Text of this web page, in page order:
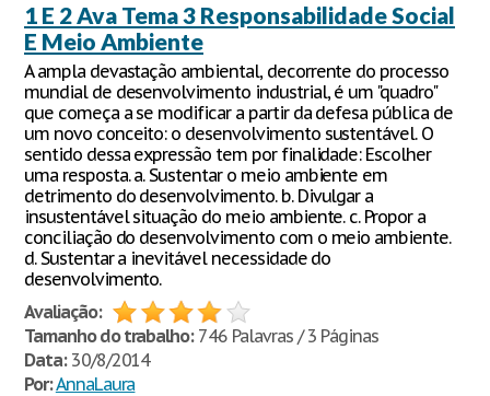
1 E 2 Ava Tema 3 Responsabilidade Social
E Meio Ambiente
A ampla devastação ambiental, decorrente do processo
mundial de desenvolvimento industrial, é um "quadro"
que começa a se modificar a partir da defesa pública de
um novo conceito: o desenvolvimento sustentável. O
sentido dessa expressão tem por finalidade: Escolher
uma resposta. a. Sustentar o meio ambiente em
detrimento do desenvolvimento. b. Divulgar a
insustentável situação do meio ambiente. c. Propor a
conciliação do desenvolvimento com o meio ambiente.
d. Sustentar a inevitável necessidade do
desenvolvimento.
Avaliação:
Tamanho do trabalho:746 Palavras / 3 Páginas
Data:30/8/2014
Por:AnnaLaura